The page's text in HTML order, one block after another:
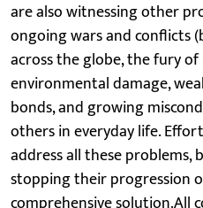
are also witnessing other
ongoing wars and conflicts
across the globe, the fury
environmental damage,
bonds, and growing
others in everyday life.
address all these problems,
stopping their progression